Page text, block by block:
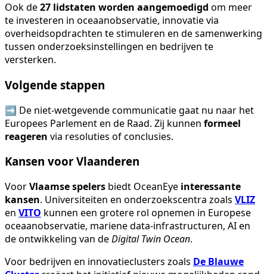
Ook de27 lidstaten worden aangemoedigd om meer
te investeren in oceaanobservatie, innovatie via
overheidsopdrachten te stimuleren en de samenwerking
tussen onderzoeksinstellingen en bedrijven te
versterken.
Volgende stappen
➡️ De niet-wetgevende communicatie gaat nu naar het
Europees Parlement en de Raad. Zij kunnen formeel
reageren via resoluties of conclusies.
Kansen voor Vlaanderen
VoorVlaamse spelers biedt OceanEye interessante
kansen. Universiteiten en onderzoekscentra zoals VLIZ
en VITO kunnen een grotere rol opnemen in Europese
oceaanobservatie, mariene data-infrastructuren, AI en
de ontwikkeling van deDigital Twin Ocean.
Voor bedrijven en innovatieclusters zoals De Blauwe